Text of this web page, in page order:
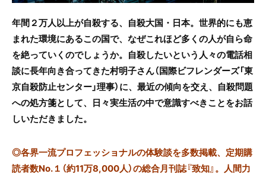
年間２万人以上が自殺する、自殺大国・日本。世界的にも恵
まれた環境にあるこの国で、なぜこれほど多くの人が自ら命
を絶っていくのでしょうか。自殺したいという人々の電話相
談に長年向き合ってきた村明子さん（国際ビフレンダーズ「東
京自殺防止センター」理事）に、最近の傾向を交え、自殺問題
への処方箋として、日々実生活の中で意識すべきことをお話
しいただきました。
◎各界一流プロフェッショナルの体験談を多数掲載、定期購
読者数No.１（約11万8,000人）の総合月刊誌『致知』。人間力